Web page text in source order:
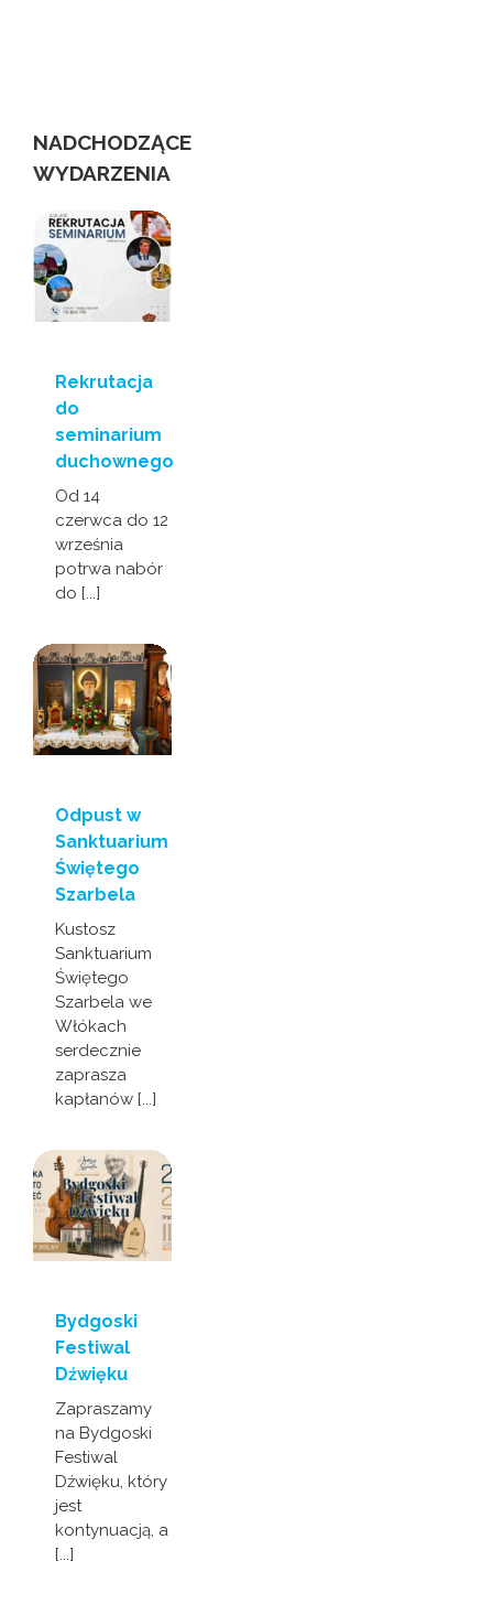
NADCHODZĄCE
WYDARZENIA
Rekrutacja
do
seminarium
duchownego
Od 14
czerwca do 12
września
potrwa nabór
do [...]
Odpust w
Sanktuarium
Świętego
Szarbela
Kustosz
Sanktuarium
Świętego
Szarbela we
Włókach
serdecznie
zaprasza
kapłanów [...]
Bydgoski
Festiwal
Dźwięku
Zapraszamy
na Bydgoski
Festiwal
Dźwięku, który
jest
kontynuacją, a
[...]